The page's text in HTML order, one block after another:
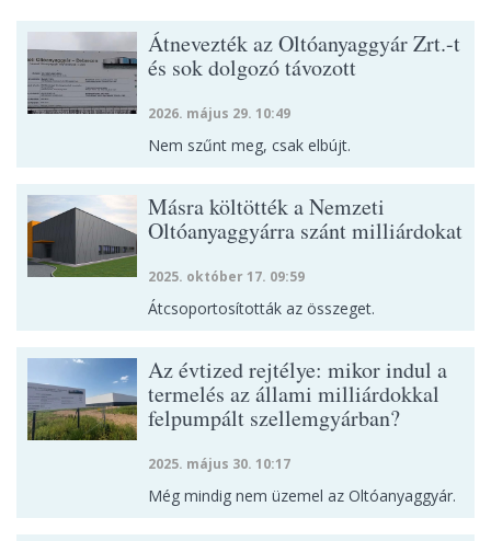
Átnevezték az Oltóanyaggyár Zrt.-t
és sok dolgozó távozott
2026. május 29. 10:49
Nem szűnt meg, csak elbújt.
Másra költötték a Nemzeti
Oltóanyaggyárra szánt milliárdokat
2025. október 17. 09:59
Átcsoportosították az összeget.
Az évtized rejtélye: mikor indul a
termelés az állami milliárdokkal
felpumpált szellemgyárban?
2025. május 30. 10:17
Még mindig nem üzemel az Oltóanyaggyár.